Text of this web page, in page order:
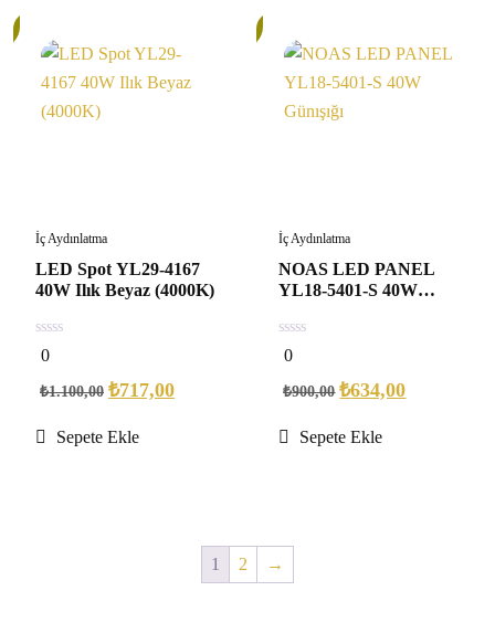
İç Aydınlatma
LED Spot YL29-4167
40W Ilık Beyaz (4000K)
0
out
5
0
₺1.100,00 ₺717,00
Sepete Ekle
İç Aydınlatma
NOAS LED PANEL
YL18-5401-S 40W
0
out
5
0
₺900,00 ₺634,00
Sepete Ekle
1 2 →